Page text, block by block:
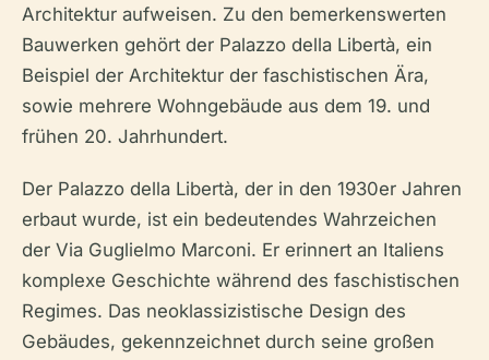
Architektur aufweisen. Zu den bemerkenswerten
Bauwerken gehört der Palazzo della Libertà, ein
Beispiel der Architektur der faschistischen Ära,
sowie mehrere Wohngebäude aus dem 19. und
frühen 20. Jahrhundert.
Der Palazzo della Libertà, der in den 1930er Jahren
erbaut wurde, ist ein bedeutendes Wahrzeichen
der Via Guglielmo Marconi. Er erinnert an Italiens
komplexe Geschichte während des faschistischen
Regimes. Das neoklassizistische Design des
Gebäudes, gekennzeichnet durch seine großen